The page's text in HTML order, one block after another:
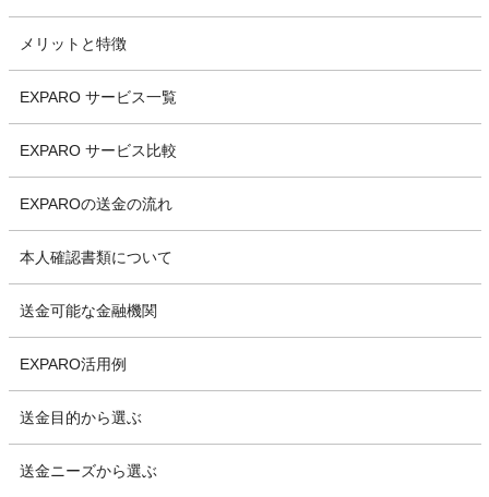
メリットと特徴
EXPARO サービス一覧
EXPARO サービス比較
EXPAROの送金の流れ
本人確認書類について
送金可能な金融機関
EXPARO活用例
送金目的から選ぶ
送金ニーズから選ぶ